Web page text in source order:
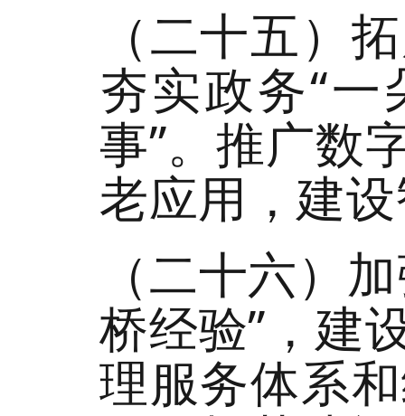
（二十五）
夯实政务“一
事”。推广数
老应用，建
（二十六）
桥经验”，建
理服务体系